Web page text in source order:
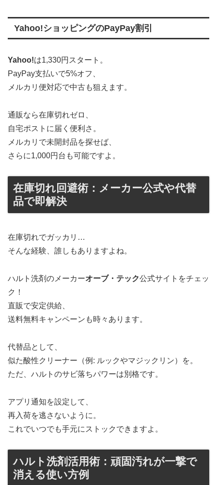
Yahoo!ショッピングのPayPay割引
Yahoo!は1,330円スタート。
PayPay支払いで5%オフ、
メルカリ便対応で中古も狙えます。
通販なら在庫切れゼロ、
自宅ポストに届く便利さ。
メルカリで未開封品を探せば、
さらに1,000円台も可能ですよ。
在庫切れ回避術：メーカー公式や代替
品で即解決
在庫切れでガッカリ…
そんな経験、誰しもありますよね。
ハルト洗剤のメーカーオーブ・テック公式サイトをチェッ
ク！
直販で安定供給、
送料無料キャンペーンも時々あります。
代替品として、
似た酸性クリーナー（例: ルックやマジックリン）を。
ただ、ハルトのサビ落ちパワーは別格です。
アプリ通知を設定して、
再入荷を逃さないように。
これでいつでも手元にストックできますよ。
ハルト洗剤活用術：頑固汚れが一撃で
消える使い方例